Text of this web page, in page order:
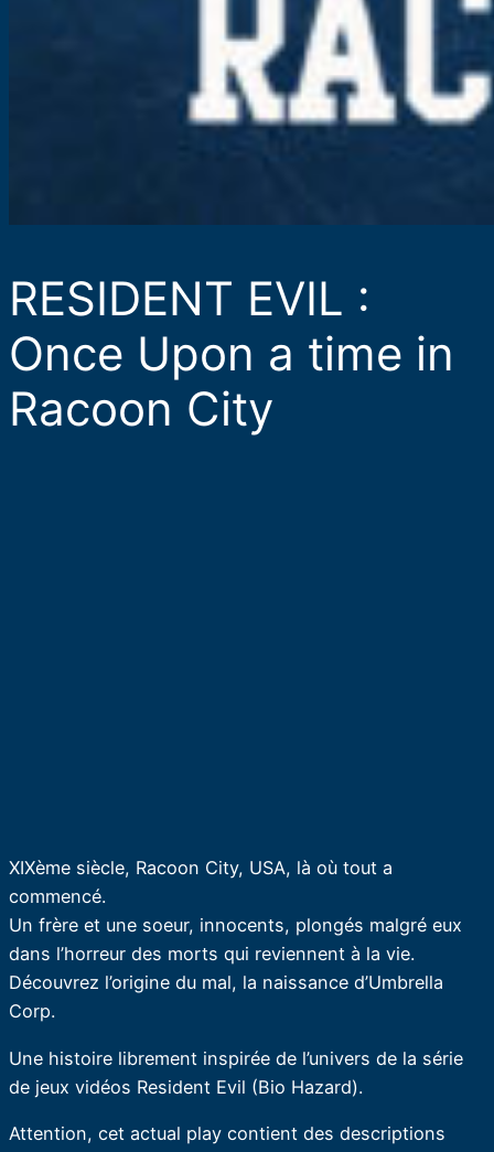
RESIDENT EVIL :
Once Upon a time in
Racoon City
XIXème siècle, Racoon City, USA, là où tout a
commencé.
Un frère et une soeur, innocents, plongés malgré eux
dans l’horreur des morts qui reviennent à la vie.
Découvrez l’origine du mal, la naissance d’Umbrella
Corp.
Une histoire librement inspirée de l’univers de la série
de jeux vidéos Resident Evil (Bio Hazard).
Attention, cet actual play contient des descriptions